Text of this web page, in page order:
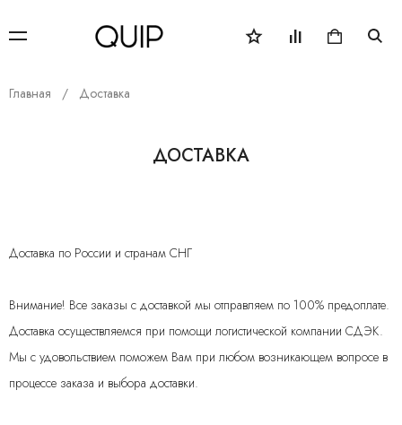
Главная Доставка
ДОСТАВКА
Доставка по России и странам СНГ
Внимание! Все заказы с доставкой мы отправляем по 100% предоплате.
Доставка осуществляемся при помощи логистической компании СДЭК.
Мы с удовольствием поможем Вам при любом возникающем вопросе в
процессе заказа и выбора доставки.